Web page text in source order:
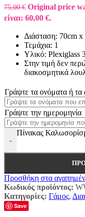
75,00€ Original price
είναι: 60,00 €.
Διάσταση: 70cm x
Τεμάχια: 1
Υλικό: Plexiglass
Στην τιμή δεν
διακοσμητικά
Γράψτε τα ονόματα ή τα
Γράψτε την ημερομηνία
-
Πίνακας
Προσθήκη στα
Κωδικός προϊόντος:
Κατηγορίες: Γάμος,
Save